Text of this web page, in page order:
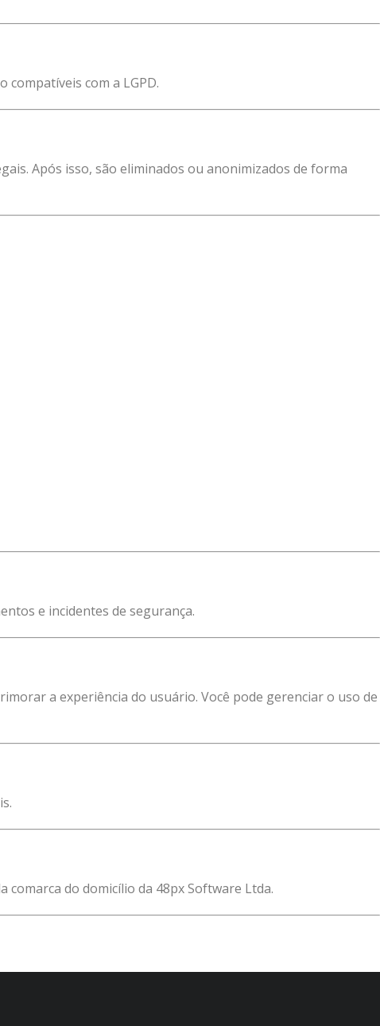
com a LGPD.
Após isso, são eliminados ou anonimizados de forma
e incidentes de segurança.
a experiência do usuário. Você pode gerenciar o uso de
comarca do domicílio da 48px Software Ltda.